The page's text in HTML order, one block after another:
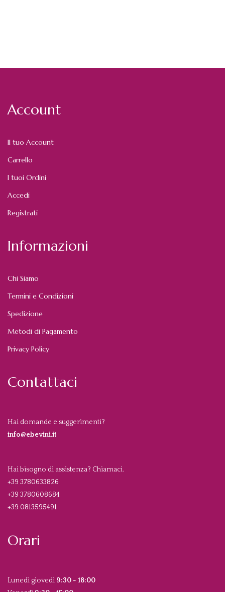
Account
Il tuo Account
Carrello
I tuoi Ordini
Accedi
Registrati
Informazioni
Chi Siamo
Termini e Condizioni
Spedizione
Metodi di Pagamento
Privacy Policy
Contattaci
Hai domande e suggerimenti?
info@ebevini.it
Hai bisogno di assistenza? Chiamaci.
+39 3780633826
+39 3780608684
+39 0813595491
Orari
Lunedì giovedì 9:30 - 18:00